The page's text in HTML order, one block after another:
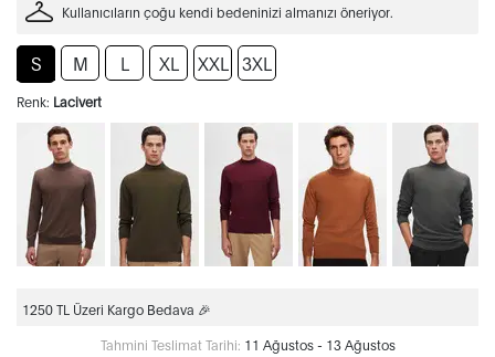
Kullanıcıların çoğu kendi bedeninizi almanızı öneriyor.
S M L XL XXL 3XL
Renk: Lacivert
1250 TL Üzeri Kargo Bedava 🎉
Tahmini Teslimat Tarihi: 11 Ağustos - 13 Ağustos